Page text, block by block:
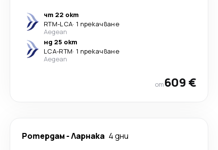
чт 22 окт
RTM-LCA· 1 прекачване
Aegean
нд 25 окт
LCA-RTM· 1 прекачване
Aegean
от609 €
Ротердам-Ларнака 4 дни